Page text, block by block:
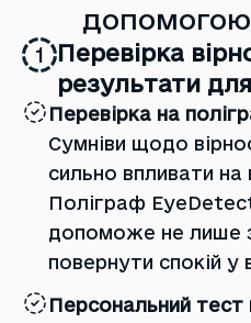
1
Перевірка
результати
Перевірка на
Сумніви щодо
сильно впливати
Поліграф EyeDetect
допоможе не лише
повернути спокій у
Персональний тест